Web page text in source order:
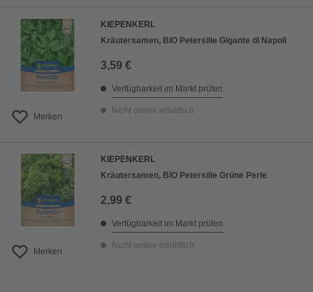
Merken
KIEPENKERL
Kräutersamen, BIO Petersilie Gigante di Napoli
3,59 €
Verfügbarkeit im Markt prüfen
Nicht online erhältlich
Merken
KIEPENKERL
Kräutersamen, BIO Petersilie Grüne Perle
2,99 €
Verfügbarkeit im Markt prüfen
Nicht online erhältlich